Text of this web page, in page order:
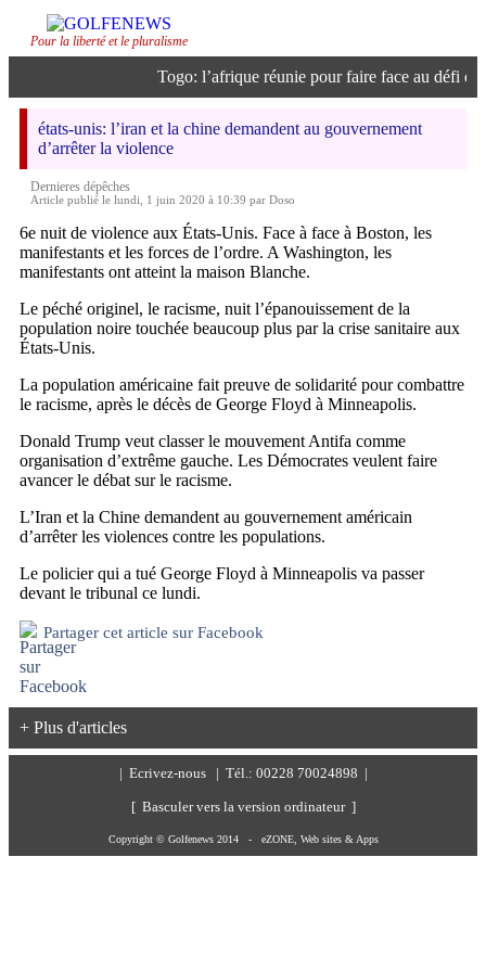
Pour la liberté et le pluralisme
Togo: l’afrique réunie pour faire face au défi
états-unis: l’iran et la chine demandent au gouvernement
d’arrêter la violence
Dernieres dépêches
Article publié le lundi, 1 juin 2020 à 10:39 par Doso
6e nuit de violence aux États-Unis. Face à face à Boston, les
manifestants et les forces de l’ordre. A Washington, les
manifestants ont atteint la maison Blanche.
Le péché originel, le racisme, nuit l’épanouissement de la
population noire touchée beaucoup plus par la crise sanitaire aux
États-Unis.
La population américaine fait preuve de solidarité pour combattre
le racisme, après le décès de George Floyd à Minneapolis.
Donald Trump veut classer le mouvement Antifa comme
organisation d’extrême gauche. Les Démocrates veulent faire
avancer le débat sur le racisme.
L’Iran et la Chine demandent au gouvernement américain
d’arrêter les violences contre les populations.
Le policier qui a tué George Floyd à Minneapolis va passer
devant le tribunal ce lundi.
Partager cet article sur Facebook
+ Plus d'articles
Ecrivez-nous | Tél.: 00228 70024898 |
[ Basculer vers la version ordinateur ]
Copyright © Golfenews 2014 - eZONE, Web sites & Apps